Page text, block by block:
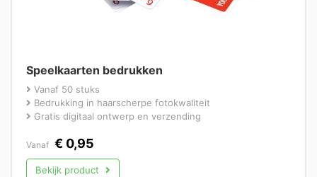
Speelkaarten bedrukken
Vanaf 50 stuks
Bedrukking in haarscherpe fotokwaliteit
Gratis digitaal ontwerp en verzending
Vanaf € 0,95
Bekijk product